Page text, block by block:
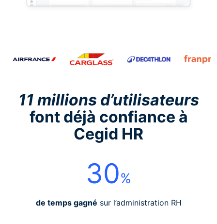
11 millions d’utilisateurs
font déjà confiance à
Cegid HR
30%
de temps gagné sur l’administration RH